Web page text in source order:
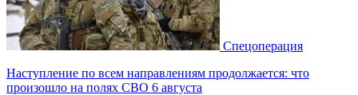
Спецоперация
Наступление по всем направлениям продолжается: что
произошло на полях СВО 6 августа